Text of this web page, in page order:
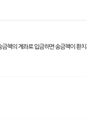
책의 계좌로 입금하면 송금책이 환